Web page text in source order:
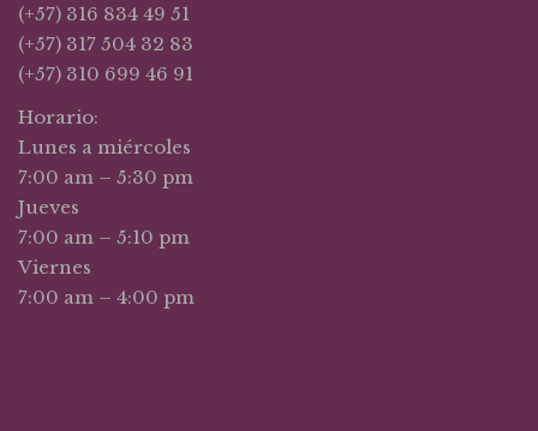
(+57) 316 834 49 51
(+57) 317 504 32 83
(+57) 310 699 46 91
Horario:
Lunes a miércoles
7:00 am – 5:30 pm
Jueves
7:00 am – 5:10 pm
Viernes
7:00 am – 4:00 pm